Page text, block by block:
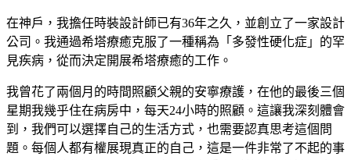
在神戶，我擔任時裝設計師已有36年之久，並創立了一家設計
公司。我通過希塔療癒克服了一種稱為「多發性硬化症」的罕
見疾病，從而決定開展希塔療癒的工作。
我曾花了兩個月的時間照顧父親的安寧療護，在他的最後三個
星期我幾乎住在病房中，每天24小時的照顧。這讓我深刻體會
到，我們可以選擇自己的生活方式，也需要認真思考這個問
題。每個人都有權展現真正的自己，這是一件非常了不起的事